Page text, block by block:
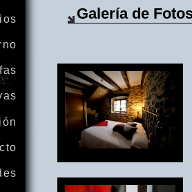
Galería de